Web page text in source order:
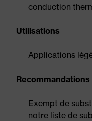
conduction
Utilisations
Applications
Recommandations
Exempt de
notre liste de